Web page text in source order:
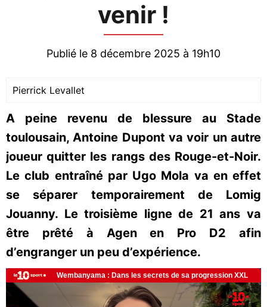
venir !
Publié le 8 décembre 2025 à 19h10
Pierrick Levallet
A peine revenu de blessure au Stade
toulousain, Antoine Dupont va voir un autre
joueur quitter les rangs des Rouge-et-Noir.
Le club entraîné par Ugo Mola va en effet
se séparer temporairement de Lomig
Jouanny. Le troisième ligne de 21 ans va
être prêté à Agen en Pro D2 afin
d’engranger un peu d’expérience.